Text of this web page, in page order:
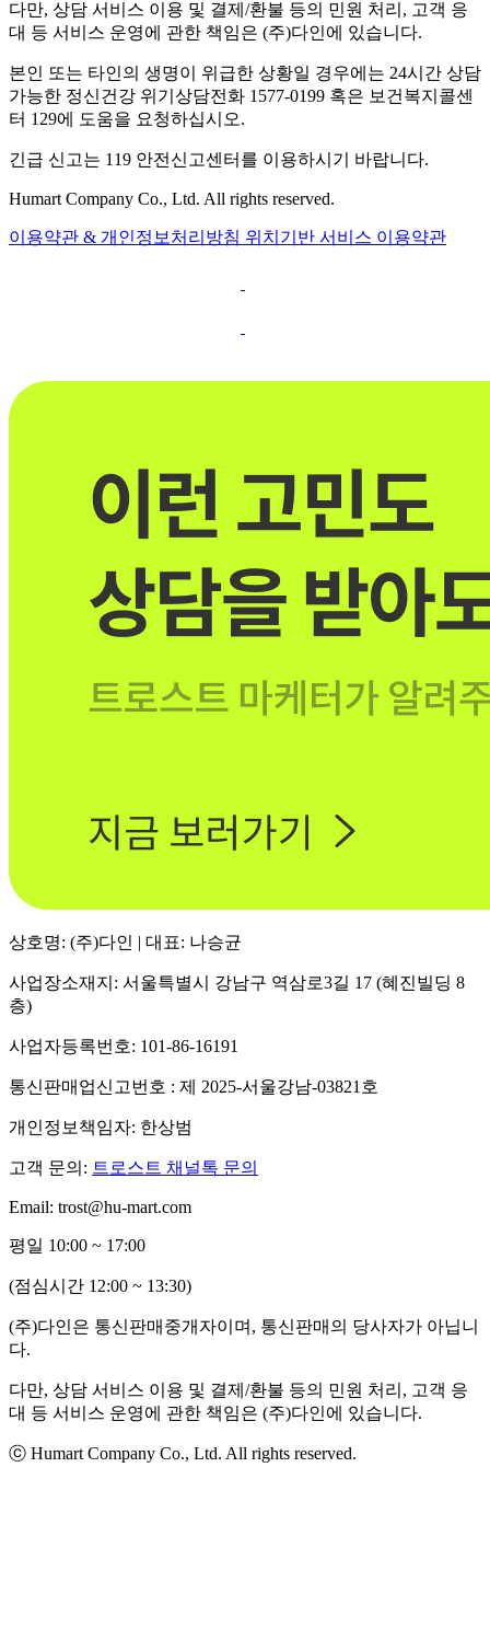
다만, 상담 서비스 이용 및 결제/환불 등의 민원 처리, 고객 응
대 등 서비스 운영에 관한 책임은 (주)다인에 있습니다.
본인 또는 타인의 생명이 위급한 상황일 경우에는 24시간 상담
가능한 정신건강 위기상담전화 1577-0199 혹은 보건복지콜센
터 129에 도움을 요청하십시오.
긴급 신고는 119 안전신고센터를 이용하시기 바랍니다.
Humart Company Co., Ltd. All rights reserved.
이용약관 & 개인정보처리방침 위치기반 서비스 이용약관
상호명: (주)다인 | 대표: 나승균
사업장소재지: 서울특별시 강남구 역삼로3길 17 (혜진빌딩 8
층)
사업자등록번호: 101-86-16191
통신판매업신고번호 : 제 2025-서울강남-03821호
개인정보책임자: 한상범
고객 문의: 트로스트 채널톡 문의
Email: trost@hu-mart.com
평일 10:00 ~ 17:00
(점심시간 12:00 ~ 13:30)
(주)다인은 통신판매중개자이며, 통신판매의 당사자가 아닙니
다.
다만, 상담 서비스 이용 및 결제/환불 등의 민원 처리, 고객 응
대 등 서비스 운영에 관한 책임은 (주)다인에 있습니다.
ⓒ Humart Company Co., Ltd. All rights reserved.